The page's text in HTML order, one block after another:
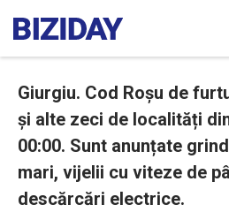
Giurgiu. Cod Roșu de
și alte zeci de localități
00:00. Sunt anunțate
mari, vijelii cu viteze de
descărcări electrice.